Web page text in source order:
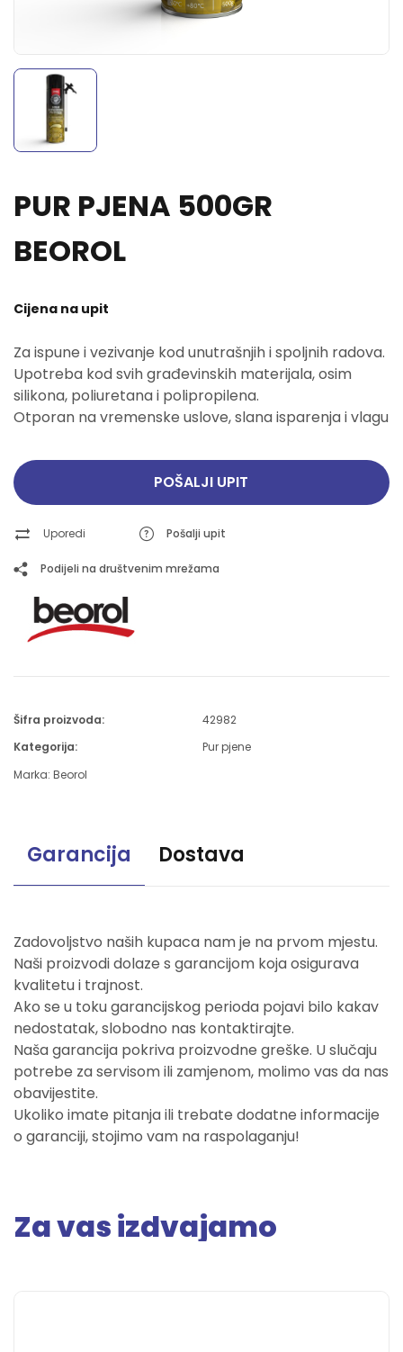
PUR PJENA 500GR
BEOROL
Cijena na upit
Za ispune i vezivanje kod unutrašnjih i spoljnih radova.
Upotreba kod svih građevinskih materijala, osim
silikona, poliuretana i polipropilena.
Otporan na vremenske uslove, slana isparenja i vlagu
POŠALJI UPIT
Uporedi Pošalji upit
Podijeli na društvenim mrežama
Šifra proizvoda:
42982
Kategorija:
Pur pjene
Marka: Beorol
Garancija Dostava
Zadovoljstvo naših kupaca nam je na prvom mjestu.
Naši proizvodi dolaze s garancijom koja osigurava
kvalitetu i trajnost.
Ako se u toku garancijskog perioda pojavi bilo kakav
nedostatak, slobodno nas kontaktirajte.
Naša garancija pokriva proizvodne greške. U slučaju
potrebe za servisom ili zamjenom, molimo vas da nas
obavijestite.
Ukoliko imate pitanja ili trebate dodatne informacije
o garanciji, stojimo vam na raspolaganju!
Za vas izdvajamo